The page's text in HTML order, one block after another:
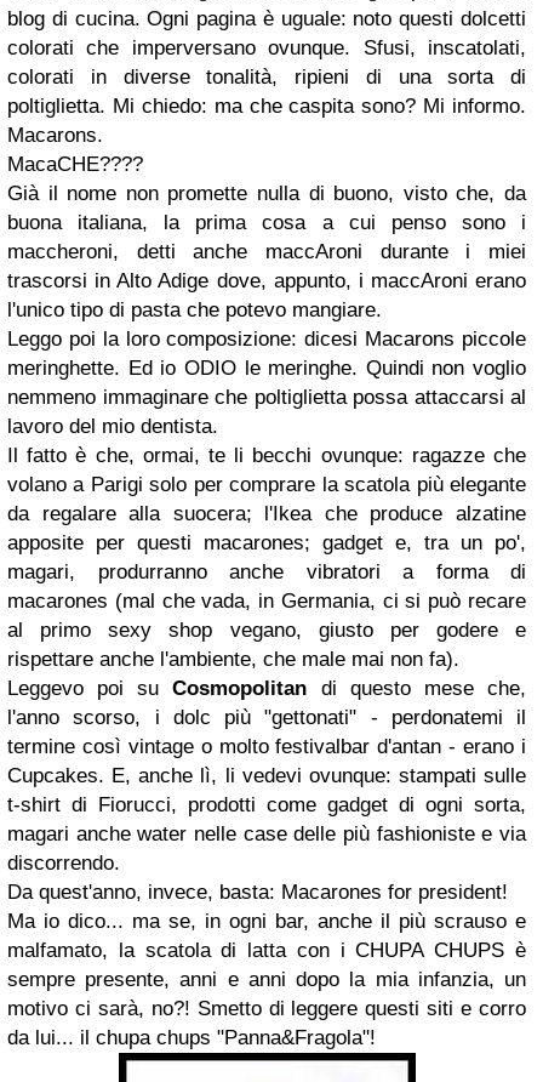
blog di cucina. Ogni pagina è uguale: noto questi dolcetti
colorati che imperversano ovunque. Sfusi, inscatolati,
colorati in diverse tonalità, ripieni di una sorta di
poltiglietta. Mi chiedo: ma che caspita sono? Mi informo.
Macarons.
MacaCHE????
Già il nome non promette nulla di buono, visto che, da
buona italiana, la prima cosa a cui penso sono i
maccheroni, detti anche maccAroni durante i miei
trascorsi in Alto Adige dove, appunto, i maccAroni erano
l'unico tipo di pasta che potevo mangiare.
Leggo poi la loro composizione: dicesi Macarons piccole
meringhette. Ed io ODIO le meringhe. Quindi non voglio
nemmeno immaginare che poltiglietta possa attaccarsi al
lavoro del mio dentista.
Il fatto è che, ormai, te li becchi ovunque: ragazze che
volano a Parigi solo per comprare la scatola più elegante
da regalare alla suocera; l'Ikea che produce alzatine
apposite per questi macarones; gadget e, tra un po',
magari, produrranno anche vibratori a forma di
macarones (mal che vada, in Germania, ci si può recare
al primo sexy shop vegano, giusto per godere e
rispettare anche l'ambiente, che male mai non fa).
Leggevo poi suCosmopolitan di questo mese che,
l'anno scorso, i dolc più "gettonati" - perdonatemi il
termine così vintage o molto festivalbar d'antan - erano i
Cupcakes. E, anche lì, li vedevi ovunque: stampati sulle
t-shirt di Fiorucci, prodotti come gadget di ogni sorta,
magari anche water nelle case delle più fashioniste e via
discorrendo.
Da quest'anno, invece, basta: Macarones for president!
Ma io dico... ma se, in ogni bar, anche il più scrauso e
malfamato, la scatola di latta con i CHUPA CHUPS è
sempre presente, anni e anni dopo la mia infanzia, un
motivo ci sarà, no?! Smetto di leggere questi siti e corro
da lui... il chupa chups "Panna&Fragola"!